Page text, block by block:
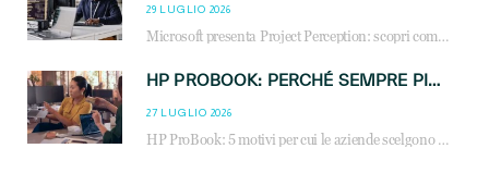
29 LUGLIO 2026
Microsoft presenta Project Perception: scopri come gli agenti AI possono trasformare cybersecurity, SOC e servizi gestiti degli MSP.
HP PROBOOK: PERCHÉ SEMPRE PIÙ AZIENDE SCELGONO NOTEBOOK PROGETTATI PER IL LAVORO MODERNO
27 LUGLIO 2026
HP ProBook: 5 motivi per cui le aziende scelgono i notebook business HP per migliorare produttività, sicurezza e gestione dell’AI.